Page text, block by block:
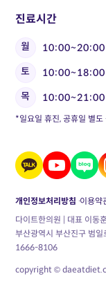
진료시간
월 10:00~20:00
토
10:00~18:00
목
10:00~21:00
*일요일 휴진, 공휴일 별도
개인정보처리방침 이용약
다이트한의원 | 대표 이
부산광역시 부산진구 범
1666-8106
copyright ©